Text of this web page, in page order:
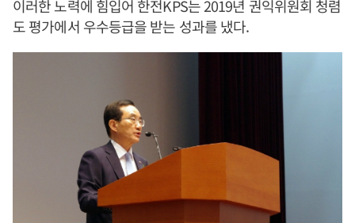
이러한 노력에 힘입어 한전KPS는 2019년 권익위원회 청렴
도 평가에서 우수등급을 받는 성과를 냈다.